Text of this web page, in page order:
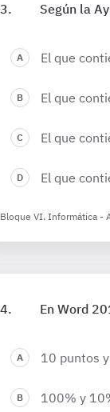
Según la
El que
El que
El que
El que
Bloque VI. Informática -
En Word
10 puntos
100% y